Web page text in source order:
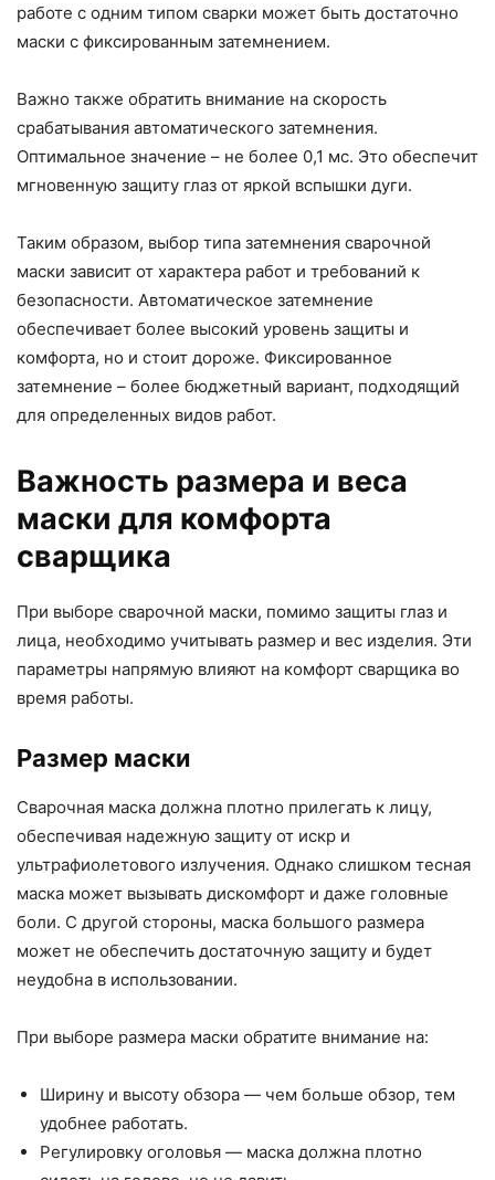
работе с одним типом сварки может быть достаточно
маски с фиксированным затемнением.
Важно также обратить внимание на скорость
срабатывания автоматического затемнения.
Оптимальное значение – не более 0,1 мс. Это обеспечит
мгновенную защиту глаз от яркой вспышки дуги.
Таким образом, выбор типа затемнения сварочной
маски зависит от характера работ и требований к
безопасности. Автоматическое затемнение
обеспечивает более высокий уровень защиты и
комфорта, но и стоит дороже. Фиксированное
затемнение – более бюджетный вариант, подходящий
для определенных видов работ.
Важность размера и веса
маски для комфорта
сварщика
При выборе сварочной маски, помимо защиты глаз и
лица, необходимо учитывать размер и вес изделия. Эти
параметры напрямую влияют на комфорт сварщика во
время работы.
Размер маски
Сварочная маска должна плотно прилегать к лицу,
обеспечивая надежную защиту от искр и
ультрафиолетового излучения. Однако слишком тесная
маска может вызывать дискомфорт и даже головные
боли. С другой стороны, маска большого размера
может не обеспечить достаточную защиту и будет
неудобна в использовании.
При выборе размера маски обратите внимание на:
Ширину и высоту обзора — чем больше обзор, тем
удобнее работать.
Регулировку оголовья — маска должна плотно